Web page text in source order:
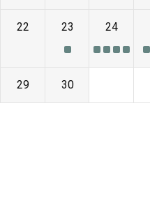
22 23 24
29 30